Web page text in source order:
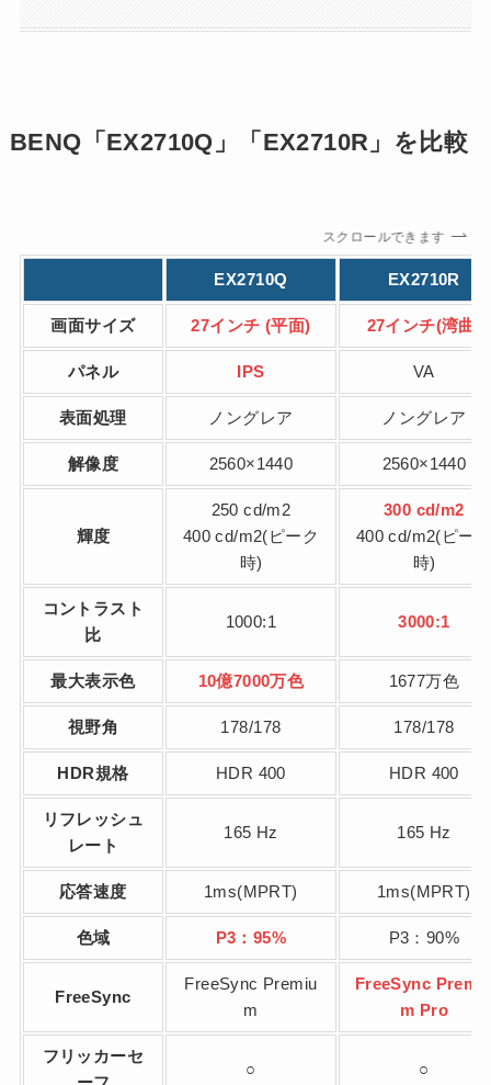
BENQ「EX2710Q」「EX2710R」を比較
スクロールできます
EX2710Q EX2710R
画面サイズ 27インチ (平面) 27インチ(湾曲)
パネル IPS VA
表面処理 ノングレア ノングレア
解像度 2560×1440 2560×1440
輝度
250 cd/m2
400 cd/m2(ピーク
時)
300 cd/m2
400 cd/m2(ピー
時)
コントラスト
比
1000:1 3000:1
最大表示色 10億7000万色 1677万色
視野角 178/178 178/178
HDR規格 HDR 400 HDR 400
リフレッシュ
レート
165 Hz 165 Hz
応答速度 1ms(MPRT) 1ms(MPRT)
色域 P3：95% P3：90%
FreeSync
FreeSync Premiu
m
FreeSync
m Pro
フリッカーセ
○ ○